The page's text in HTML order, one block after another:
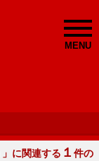
MENU
」に関連する １ 件の